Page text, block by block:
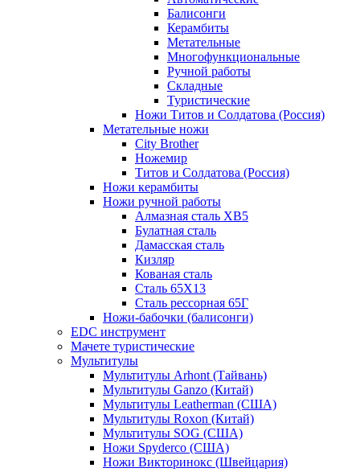
Балисонги
Керамбиты
Метательные
Многофункциональные
Ручной работы
Складные
Туристические
Ножи Титов и Солдатова (Россия)
Метательные ножи
City Brother
Ножемир
Титов и Солдатова (Россия)
Ножи керамбиты
Ножи ручной работы
Алмазная сталь ХВ5
Булатная сталь
Дамасская сталь
Кизляр
Кованая сталь
Сталь 65Х13
Сталь рессорная 65Г
Ножи-бабочки (балисонги)
EDC инструмент
Мачете туристические
Мультитулы
Мультитулы Arhont (Тайвань)
Мультитулы Ganzo (Китай)
Мультитулы Leatherman (США)
Мультитулы Roxon (Китай)
Мультитулы SOG (США)
Ножи Spyderco (США)
Ножи Викторинокс (Швейцария)